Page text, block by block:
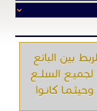
بين البائع
السلــع
كانـوا